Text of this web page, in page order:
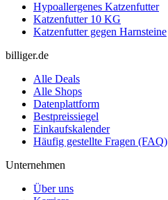
Hypoallergenes Katzenfutter
Katzenfutter 10 KG
Katzenfutter gegen Harnsteine
billiger.de
Alle Deals
Alle Shops
Datenplattform
Bestpreissiegel
Einkaufskalender
Häufig gestellte Fragen (FAQ)
Unternehmen
Über uns